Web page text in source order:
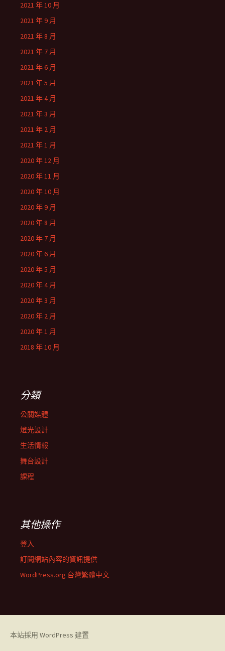
2021 年 10 月
2021 年 9 月
2021 年 8 月
2021 年 7 月
2021 年 6 月
2021 年 5 月
2021 年 4 月
2021 年 3 月
2021 年 2 月
2021 年 1 月
2020 年 12 月
2020 年 11 月
2020 年 10 月
2020 年 9 月
2020 年 8 月
2020 年 7 月
2020 年 6 月
2020 年 5 月
2020 年 4 月
2020 年 3 月
2020 年 2 月
2020 年 1 月
2018 年 10 月
分類
公關媒體
燈光設計
生活情報
舞台設計
課程
其他操作
登入
訂閱網站內容的資訊提供
WordPress.org 台灣繁體中文
本站採用 WordPress 建置